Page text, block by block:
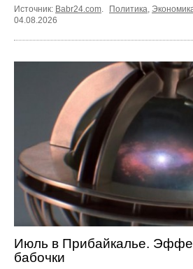
Источник: Babr24.com. Политика,
04.08.2026
Июль в Прибайкалье.
бабочки